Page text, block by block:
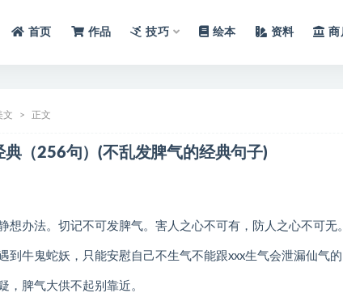
首页 作品 技巧 绘本 资料 商
文 正文
典（256句）(不乱发脾气的经典句子)
想办法。切记不可发脾气。害人之心不可有，防人之心不可无。
到牛鬼蛇妖，只能安慰自己不生气不能跟xxx生气会泄漏仙气的
，脾气大供不起别靠近。